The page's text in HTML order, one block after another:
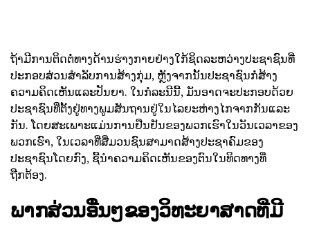
ຖ້າມີການຕິດຕໍ່ທາງດ້ານຮ່າງກາຍຢ່າງໃກ້ຊິດລະຫວ່າງປະຊາຊົນທີ່
ປະກອບສ່ວນສໍາລັບການສ້າງກຸ່ມ, ຫຼັງຈາກນັ້ນປະຊາຊົນກໍ່ສ້າງ
ຄວາມຄິດເຫັນແລະປັນຍາ. ໃນກໍລະນີນີ້, ມັນອາດຈະປະກອບດ້ວຍ
ປະຊາຊົນທີ່ຕັ້ງຢູ່ທາງພູມສັນຖານຢູ່ໃນໄລຍະຫ່າງໄກຈາກກັນແລະ
ກັນ. ໂດຍສະເພາະແມ່ນການຢືນຢັນຂອງພວກເຮົາໃນວັນເວລາຂອງ
ພວກເຮົາ, ໃນເວລາທີ່ສື່ມວນຊົນສາມາດສ້າງປະຊາຄົມຂອງ
ປະຊາຊົນໂດຍກົງ, ຊີ້ນໍາຄວາມຄິດເຫັນຂອງຕົນໃນທິດທາງທີ່
ຖືກຕ້ອງ.
ພາກສ່ວນອື່ນໆຂອງວິທະຍາສາດທີ່ມີ